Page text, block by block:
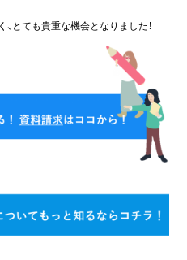
とても貴重な機会となりました！